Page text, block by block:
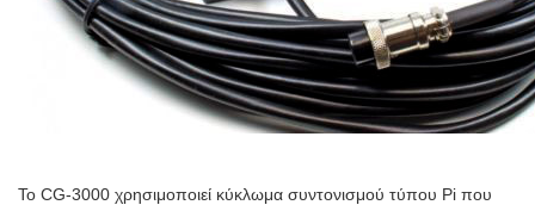
Το CG-3000 χρησιμοποιεί κύκλωμα συντονισμού τύπου Pi που